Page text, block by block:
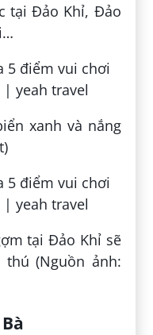
tại Đảo Khỉ, Đảo
xanh và nắng
tại Đảo Khỉ sẽ
(Nguồn ảnh: